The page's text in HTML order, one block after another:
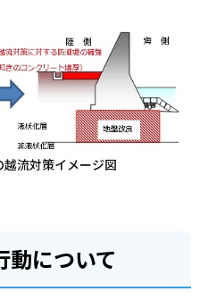
流対策イメージ図
動について